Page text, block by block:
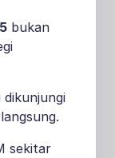
bukan
dikunjungi
sekitar